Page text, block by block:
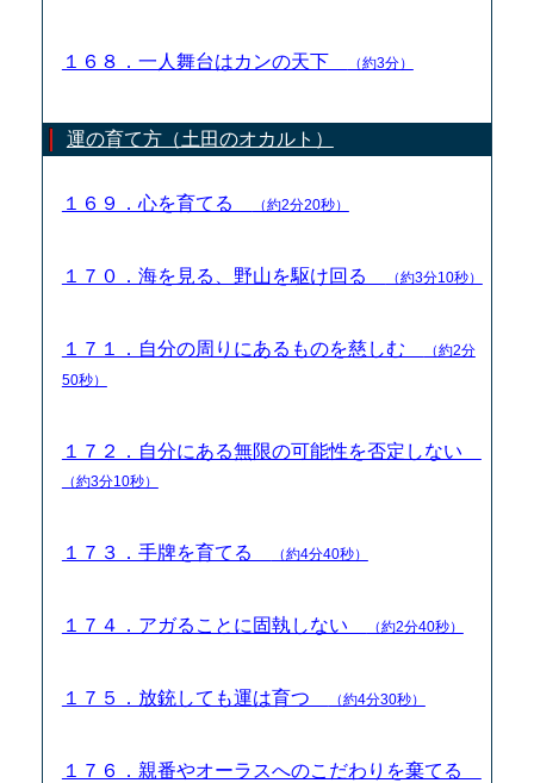
１６８．一人舞台はカンの天下 （約3分）
運の育て方（土田のオカルト）
１６９．心を育てる （約2分20秒）
１７０．海を見る、野山を駆け回る （約3分10秒）
１７１．自分の周りにあるものを慈しむ
（約2分
50秒）
１７２．自分にある無限の可能性を否定しない
（約3分10秒）
１７３．手牌を育てる （約4分40秒）
１７４．アガることに固執しない （約2分40秒）
１７５．放銃しても運は育つ （約4分30秒）
１７６．親番やオーラスへのこだわりを棄てる